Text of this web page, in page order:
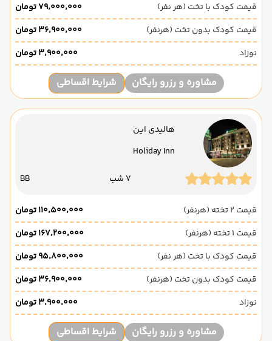
قیمت کودک با تخت (هر نفر)
۷۹٬۰۰۰٬۰۰۰ تومان
قیمت کودک بدون تخت (هرنفر)
۳۶٬۹۰۰٬۰۰۰ تومان
نوزاد
۳٬۹۰۰٬۰۰۰ تومان
مشاوره و رزرو رایگان شرایط اقساطی
هالیدی این
Holiday Inn
7 شب BB
قیمت 2 تخته (هرنفر)
۱۱۰٬۵۰۰٬۰۰۰ تومان
قیمت 1 تخته (هرنفر)
۱۶۷٬۲۰۰٬۰۰۰ تومان
قیمت کودک با تخت (هر نفر)
۹۵٬۸۰۰٬۰۰۰ تومان
قیمت کودک بدون تخت (هرنفر)
۳۶٬۹۰۰٬۰۰۰ تومان
نوزاد
۳٬۹۰۰٬۰۰۰ تومان
مشاوره و رزرو رایگان شرایط اقساطی